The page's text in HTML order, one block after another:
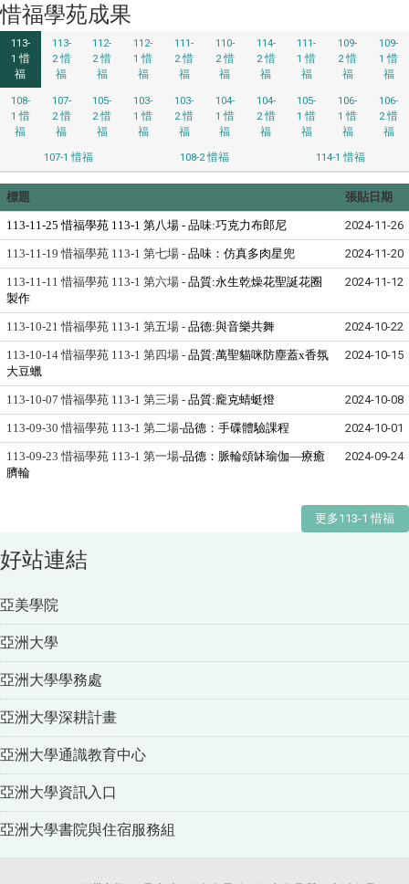
惜福學苑成果
113-
1 惜
福
113-
2 惜
福
112-
2 惜
福
112-
1 惜
福
111-
2 惜
福
110-
2 惜
福
114-
2 惜
福
111-
1 惜
福
109-
2 惜
福
109-
1 惜
福
108-
1 惜
福
107-
2 惜
福
105-
2 惜
福
103-
1 惜
福
103-
2 惜
福
104-
1 惜
福
104-
2 惜
福
105-
1 惜
福
106-
1 惜
福
106-
2 惜
福
107-1 惜福 108-2 惜福 114-1 惜福
標題 張貼日期
113-11-25 惜福學苑 113-1 第八場 - 品味:巧克力布郎尼 2024-11-26
113-11-19 惜福學苑 113-1 第七場 - 品味：仿真多肉星兜 2024-11-20
113-11-11 惜福學苑 113-1 第六場 - 品質:永生乾燥花聖誕花圈
製作
2024-11-12
113-10-21 惜福學苑 113-1 第五場 - 品德:與音樂共舞 2024-10-22
113-10-14 惜福學苑 113-1 第四場 - 品質:萬聖貓咪防塵蓋x香氛
大豆蠟
2024-10-15
113-10-07 惜福學苑 113-1 第三場 - 品質:龐克蜻蜓燈 2024-10-08
113-09-30 惜福學苑 113-1 第二場-品德：手碟體驗課程 2024-10-01
113-09-23 惜福學苑 113-1 第一場-品德：脈輪頌缽瑜伽—療癒
臍輪
2024-09-24
更多113-1 惜福
好站連結
亞美學院
亞洲大學
亞洲大學學務處
亞洲大學深耕計畫
亞洲大學通識教育中心
亞洲大學資訊入口
亞洲大學書院與住宿服務組